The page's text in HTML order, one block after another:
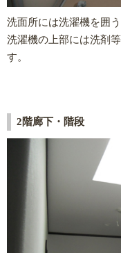
洗面所には洗濯機を囲
洗濯機の上部には洗剤
す。
2階廊下・階段